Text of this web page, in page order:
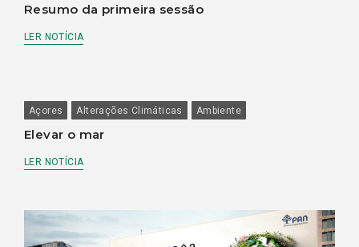
Resumo da primeira sessão
LER NOTÍCIA
Açores Alterações Climáticas Ambiente
Elevar o mar
LER NOTÍCIA